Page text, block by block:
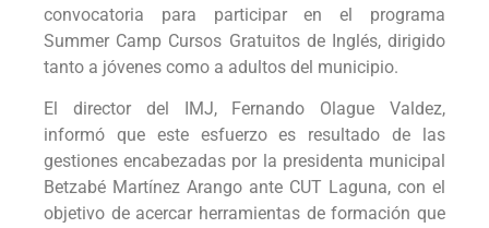
convocatoria para participar en el programa
Summer Camp Cursos Gratuitos de Inglés, dirigido
tanto a jóvenes como a adultos del municipio.
El director del IMJ, Fernando Olague Valdez,
informó que este esfuerzo es resultado de las
gestiones encabezadas por la presidenta municipal
Betzabé Martínez Arango ante CUT Laguna, con el
objetivo de acercar herramientas de formación que